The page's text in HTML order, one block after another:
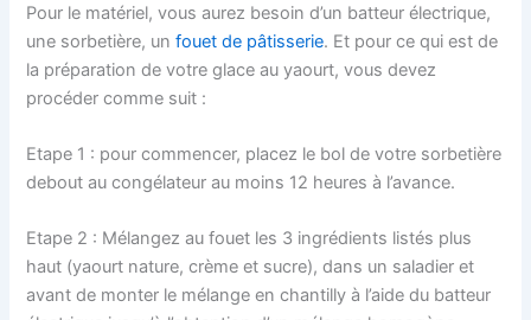
Pour le matériel, vous aurez besoin d’un batteur électrique,
une sorbetière, unfouet de pâtisserie. Et pour ce qui est de
la préparation de votre glace au yaourt, vous devez
procéder comme suit :
Etape 1 : pour commencer, placez le bol de votre sorbetière
debout au congélateur au moins 12 heures à l’avance.
Etape 2 : Mélangez au fouet les 3 ingrédients listés plus
haut (yaourt nature, crème et sucre), dans un saladier et
avant de monter le mélange en chantilly à l’aide du batteur